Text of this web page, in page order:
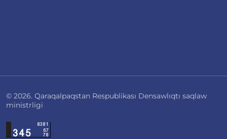
© 2026. Qaraqalpaqstan Respublikası Densawlıqtı saqlaw
ministrligi